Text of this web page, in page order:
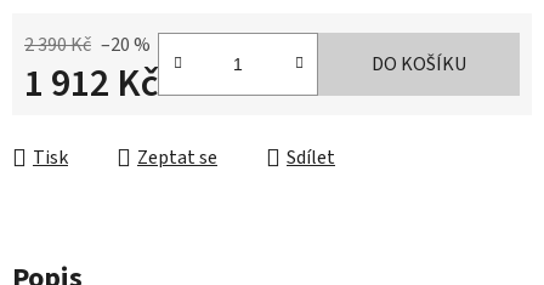
2 390 Kč –20 %
1 912 Kč DO KOŠÍKU
Tisk Zeptat se Sdílet